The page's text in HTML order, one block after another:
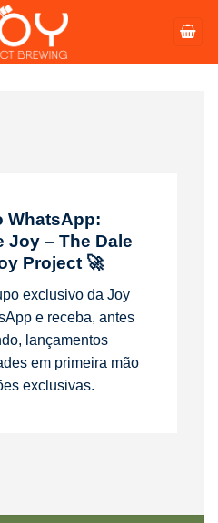
WhatsApp:
Joy – The Dale
Project 🚀
exclusivo da Joy
e receba, antes
lançamentos
em primeira mão
exclusivas.